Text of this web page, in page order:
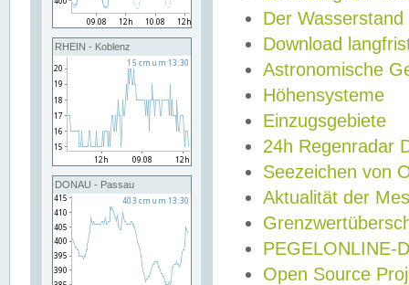
RHEIN - Koblenz
DONAU - Passau
Der Wasserstand
Download
Astronomische
Höhensysteme
Einzugsgebiete
24h Regenradar
Seezeichen von
Aktualität der
PEGELONLINE-
Open Source